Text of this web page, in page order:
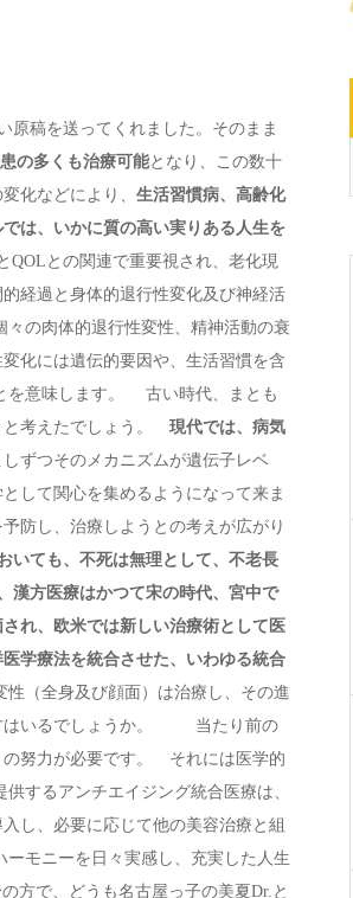
原稿を送ってくれました。そのまま
の多くも治療可能となり、この数十
化などにより、 生活習慣病、高齢化
は、いかに質の高い実りある人生を
との関連で重要視され、老化現
経過と身体的退行性変化及び神経活
の肉体的退行性変性、精神活動の衰
化には遺伝的要因や、生活習慣を含
を意味します。 古い時代、まとも
と考えたでしょう。 現代では、病気
ずつそのメカニズムが遺伝子レベ
して関心を集めるようになって来ま
防し、治療しようとの考えが広がり
いても、不死は無理として、不老長
漢方医療はかつて宋の時代、宮中で
れ、欧米では新しい治療術として医
学療法を統合させた、いわゆる統合
（全身及び顔面）は治療し、その進
方はいるでしょうか。 当たり前の
努力が必要です。 それには医学的
するアンチエイジング統合医療は、
し、必要に応じて他の美容治療と組
モニーを日々実感し、充実した人生
方で、どうも名古屋っ子の美夏Dr.と